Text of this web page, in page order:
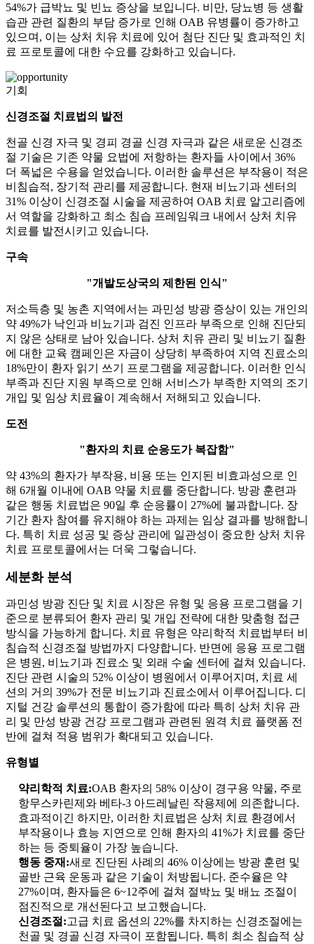
54%가 급박뇨 및 빈뇨 증상을 보입니다. 비만, 당뇨병 등 생활
습관 관련 질환의 부담 증가로 인해 OAB 유병률이 증가하고
있으며, 이는 상처 치유 치료에 있어 첨단 진단 및 효과적인 치
료 프로토콜에 대한 수요를 강화하고 있습니다.
기회
신경조절 치료법의 발전
천골 신경 자극 및 경피 경골 신경 자극과 같은 새로운 신경조
절 기술은 기존 약물 요법에 저항하는 환자들 사이에서 36%
더 폭넓은 수용을 얻었습니다. 이러한 솔루션은 부작용이 적은
비침습적, 장기적 관리를 제공합니다. 현재 비뇨기과 센터의
31% 이상이 신경조절 시술을 제공하여 OAB 치료 알고리즘에
서 역할을 강화하고 최소 침습 프레임워크 내에서 상처 치유
치료를 발전시키고 있습니다.
구속
"개발도상국의 제한된 인식"
저소득층 및 농촌 지역에서는 과민성 방광 증상이 있는 개인의
약 49%가 낙인과 비뇨기과 검진 인프라 부족으로 인해 진단되
지 않은 상태로 남아 있습니다. 상처 치유 관리 및 비뇨기 질환
에 대한 교육 캠페인은 자금이 상당히 부족하여 지역 진료소의
18%만이 환자 읽기 쓰기 프로그램을 제공합니다. 이러한 인식
부족과 진단 지원 부족으로 인해 서비스가 부족한 지역의 조기
개입 및 임상 치료율이 계속해서 저해되고 있습니다.
도전
"환자의 치료 순응도가 복잡함"
약 43%의 환자가 부작용, 비용 또는 인지된 비효과성으로 인
해 6개월 이내에 OAB 약물 치료를 중단합니다. 방광 훈련과
같은 행동 치료법은 90일 후 순응률이 27%에 불과합니다. 장
기간 환자 참여를 유지해야 하는 과제는 임상 결과를 방해합니
다. 특히 치료 성공 및 증상 관리에 일관성이 중요한 상처 치유
치료 프로토콜에서는 더욱 그렇습니다.
세분화 분석
과민성 방광 진단 및 치료 시장은 유형 및 응용 프로그램을 기
준으로 분류되어 환자 관리 및 개입 전략에 대한 맞춤형 접근
방식을 가능하게 합니다. 치료 유형은 약리학적 치료법부터 비
침습적 신경조절 방법까지 다양합니다. 반면에 응용 프로그램
은 병원, 비뇨기과 진료소 및 외래 수술 센터에 걸쳐 있습니다.
진단 관련 시술의 52% 이상이 병원에서 이루어지며, 치료 세
션의 거의 39%가 전문 비뇨기과 진료소에서 이루어집니다. 디
지털 건강 솔루션의 통합이 증가함에 따라 특히 상처 치유 관
리 및 만성 방광 건강 프로그램과 관련된 원격 치료 플랫폼 전
반에 걸쳐 적용 범위가 확대되고 있습니다.
유형별
약리학적 치료:OAB 환자의 58% 이상이 경구용 약물, 주로
항무스카린제와 베타-3 아드레날린 작용제에 의존합니다.
효과적이긴 하지만, 이러한 치료법은 상처 치료 환경에서
부작용이나 효능 지연으로 인해 환자의 41%가 치료를 중단
하는 등 중퇴율이 가장 높습니다.
행동 중재:새로 진단된 사례의 46% 이상에는 방광 훈련 및
골반 근육 운동과 같은 기술이 처방됩니다. 준수율은 약
27%이며, 환자들은 6~12주에 걸쳐 절박뇨 및 배뇨 조절이
점진적으로 개선된다고 보고했습니다.
신경조절:고급 치료 옵션의 22%를 차지하는 신경조절에는
천골 및 경골 신경 자극이 포함됩니다. 특히 최소 침습적 상